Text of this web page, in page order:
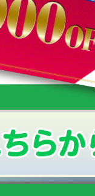
「
受
い
ク
な
ビ
ジ
目